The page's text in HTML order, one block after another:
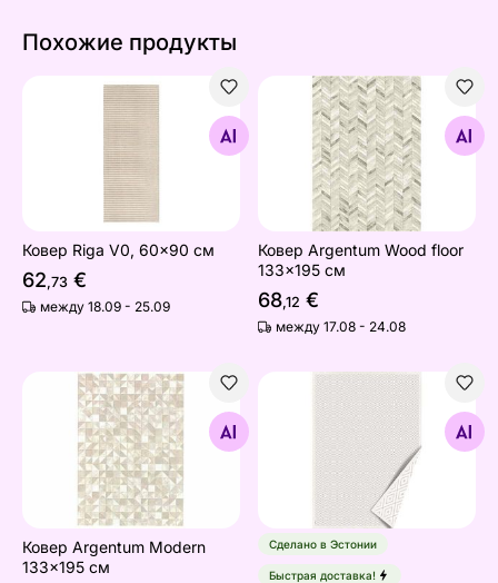
Похожие продукты
Ковер Riga V0, 60x90 см
Найдите похожие
Ковер Riga V0, 60x90 см
62,73 €
между 18.09 - 25.09
Ковер Argentum Wood
Найдите похожие
Ковер Argentum Wood floor
133x195 см
68,12 €
между 17.08 - 24.08
Ковер Argentum Modern 133x195 см
Найдите похожие
Ковер Argentum Modern
133x195 см
Narma smartWeave®
Найдите похожие
Сделано в Эстонии
Быстрая доставка!